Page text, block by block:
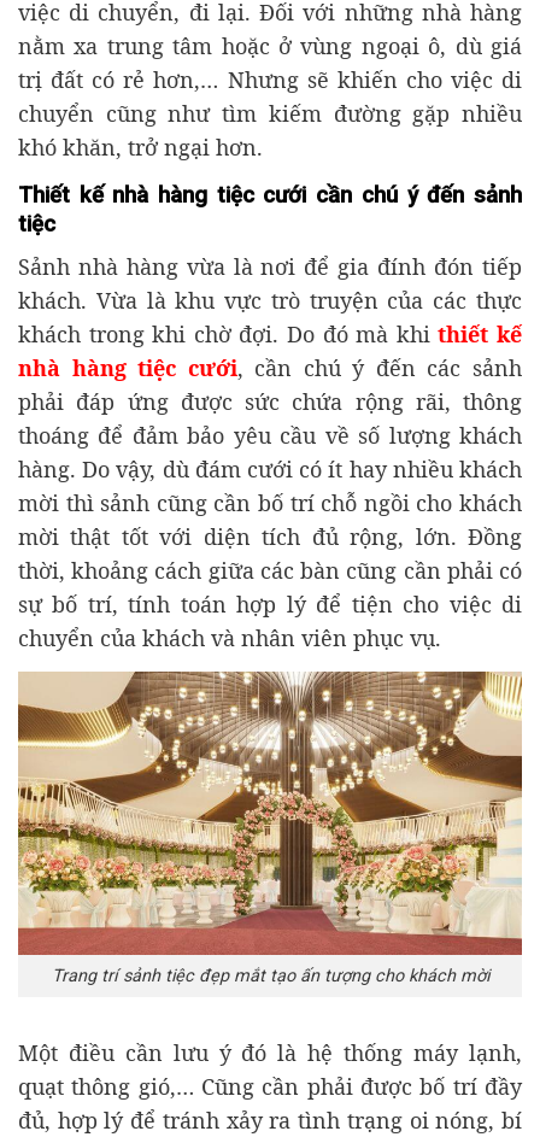
việc di chuyển, đi lại. Đối với những nhà hàng
nằm xa trung tâm hoặc ở vùng ngoại ô, dù giá
trị đất có rẻ hơn,… Nhưng sẽ khiến cho việc di
chuyển cũng như tìm kiếm đường gặp nhiều
khó khăn, trở ngại hơn.
Thiết kế nhà hàng tiệc cưới cần chú ý đến sảnh
tiệc
Sảnh nhà hàng vừa là nơi để gia đính đón tiếp
khách. Vừa là khu vực trò truyện của các thực
khách trong khi chờ đợi. Do đó mà khithiết kế
nhà hàng tiệc cưới, cần chú ý đến các sảnh
phải đáp ứng được sức chứa rộng rãi, thông
thoáng để đảm bảo yêu cầu về số lượng khách
hàng. Do vậy, dù đám cưới có ít hay nhiều khách
mời thì sảnh cũng cần bố trí chỗ ngồi cho khách
mời thật tốt với diện tích đủ rộng, lớn. Đồng
thời, khoảng cách giữa các bàn cũng cần phải có
sự bố trí, tính toán hợp lý để tiện cho việc di
chuyển của khách và nhân viên phục vụ.
Trang trí sảnh tiệc đẹp mắt tạo ấn tượng cho khách mời
Một điều cần lưu ý đó là hệ thống máy lạnh,
quạt thông gió,… Cũng cần phải được bố trí đầy
đủ, hợp lý để tránh xảy ra tình trạng oi nóng, bí